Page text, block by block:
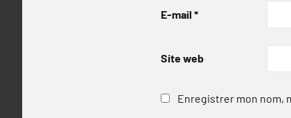
E-mail *
Site web
Enregistrer mon nom,